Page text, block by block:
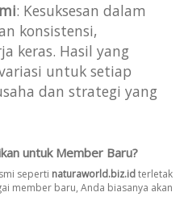
: Kesuksesan dalam
konsistensi,
keras. Hasil yang
untuk setiap
dan strategi yang
untuk Member Baru?
seperti naturaworld.biz.idterletak
member baru, Anda biasanya akan